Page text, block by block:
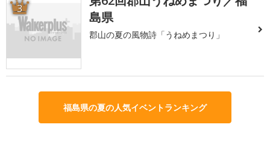
3
島県
郡山の夏の風物詩「うねめまつり」
福島県の夏の人気イベントランキング